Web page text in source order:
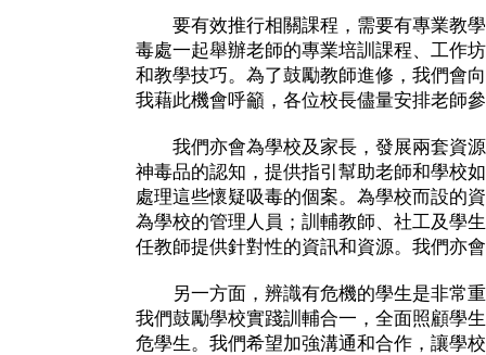
要有效推行相關課程，需要有專業教學
毒處一起舉辦老師的專業培訓課程、工作
和教學技巧。為了鼓勵教師進修，我們會
我藉此機會呼籲，各位校長儘量安排老師
我們亦會為學校及家長，發展兩套資源
神毒品的認知，提供指引幫助老師和學校
處理這些懷疑吸毒的個案。為學校而設的
為學校的管理人員；訓輔教師、社工及學
任教師提供針對性的資訊和資源。我們亦
另一方面，辨識有危機的學生是非常重
我們鼓勵學校實踐訓輔合一，全面照顧學
危學生。我們希望加強溝通和合作，讓學